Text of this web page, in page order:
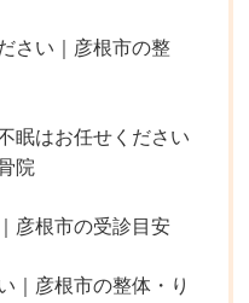
さい｜彦根市の整
眠はお任せください
院
彦根市の受診目安
｜彦根市の整体・り